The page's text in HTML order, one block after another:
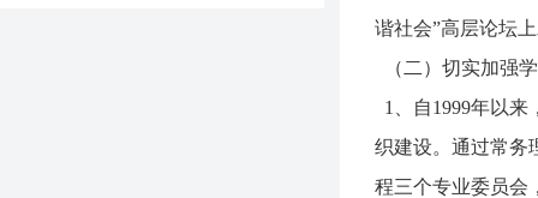
谐社会”高层论坛
（二）切实加强
1、自1999年以
织建设。通过常务
程三个专业委员会